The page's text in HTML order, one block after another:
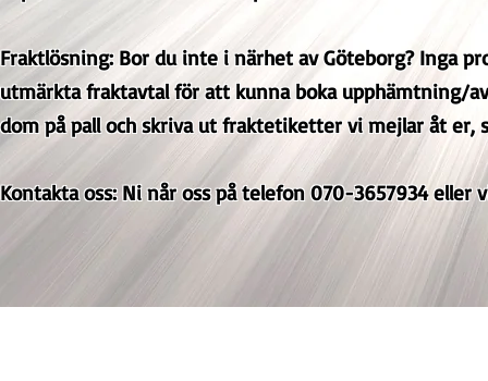
Fraktlösning: Bor du inte i närhet av Göteborg? Inga
utmärkta fraktavtal för att kunna boka upphämtning/
dom på pall och skriva ut fraktetiketter vi mejlar åt er,
Kontakta oss: Ni når oss på telefon 070-3657934 eller